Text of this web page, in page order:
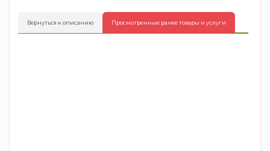
Вернуться к описанию Просмотренные ранее товары и услуги